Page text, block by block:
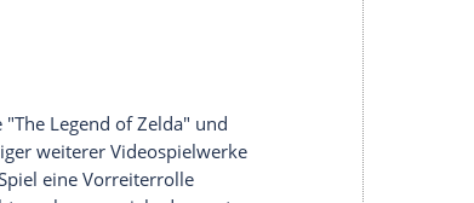
erkundbare Welt die Fantasie der
nach Geheimnissen und verloren sich
nicht erträumt hatten. Über die Jahre
in zahlreichen Teilen der
ausgeschmückt.